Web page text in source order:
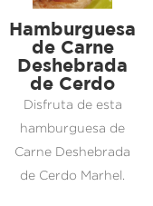
Hamburguesa
de Carne
Deshebrada
de Cerdo
Disfruta de esta
hamburguesa de
Carne Deshebrada
de Cerdo Marhel.